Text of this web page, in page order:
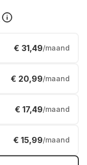
€ 31,49/maand
€ 20,99/maand
€ 17,49/maand
€ 15,99/maand